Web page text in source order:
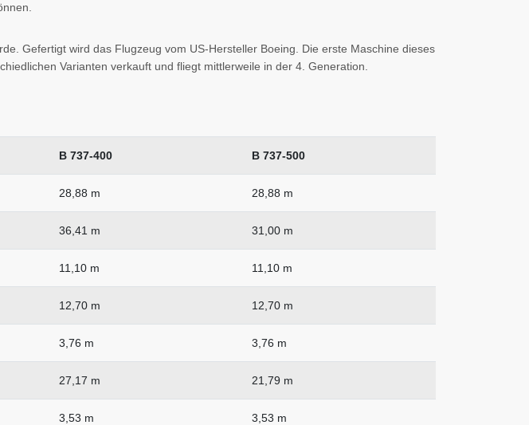
Gefertigt wird das Flugzeug vom US-Hersteller Boeing. Die erste Maschine dieses
Varianten verkauft und fliegt mittlerweile in der 4. Generation.
B 737-400 B 737-500
28,88 m 28,88 m
36,41 m 31,00 m
11,10 m 11,10 m
12,70 m 12,70 m
3,76 m 3,76 m
27,17 m 21,79 m
3,53 m 3,53 m